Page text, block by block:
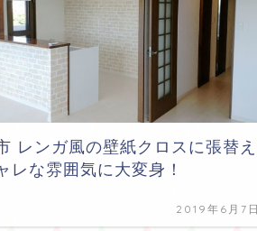
レンガ風の壁紙クロスに張替え
レな雰囲気に大変身！
2019年6月7